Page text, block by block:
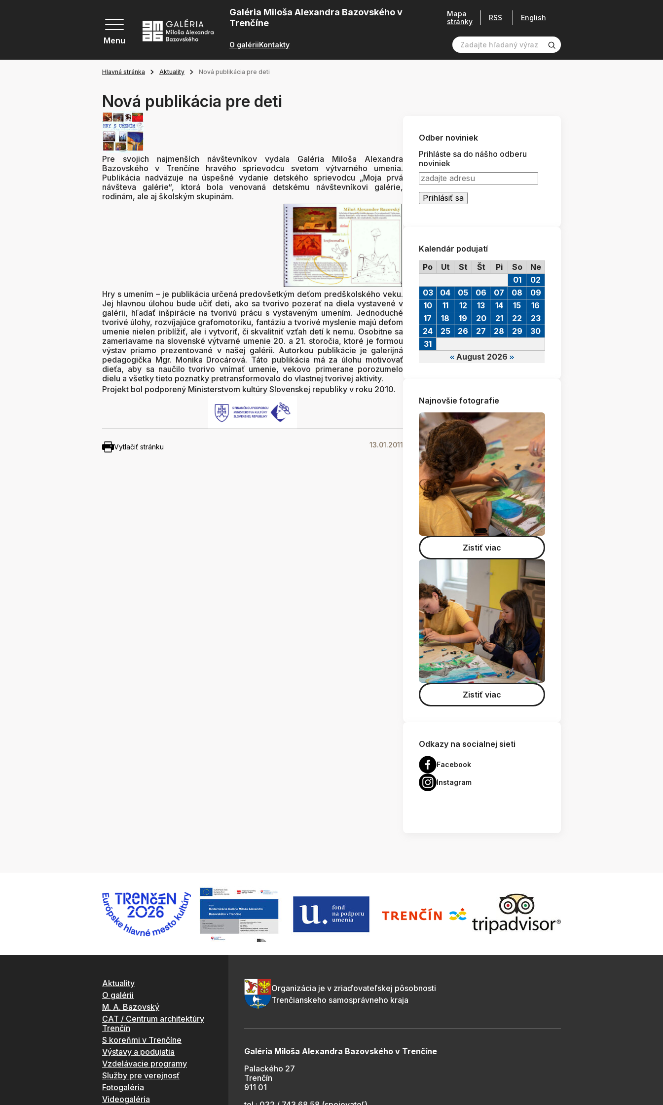
Menu
Galéria Miloša Alexandra Bazovského v
Trenčíne
O galériiKontakty
Mapa
stránky
RSS English
Hlavná stránka Aktuality Nová publikácia pre deti
Nová publikácia pre deti
Pre svojich najmenších návštevníkov vydala Galéria Miloša Alexandra
Bazovského v Trenčíne hravého sprievodcu svetom výtvarného umenia.
Publikácia nadväzuje na úspešné vydanie detského sprievodcu „Moja prvá
návšteva galérie“, ktorá bola venovaná detskému návštevníkovi galérie,
rodinám, ale aj školským skupinám.
Hry s umením – je publikácia určená predovšetkým deťom predškolského veku.
Jej hlavnou úlohou bude učiť deti, ako sa tvorivo pozerať na diela vystavené v
galérii, hľadať inšpirácie na tvorivú prácu s vystaveným umením. Jednoduché
tvorivé úlohy, rozvíjajúce grafomotoriku, fantáziu a tvorivé myslenie majú deťom
umenie nielen priblížiť, ale i vytvoriť, či skvalitniť vzťah detí k nemu. Osobitne sa
zameriavame na slovenské výtvarné umenie 20. a 21. storočia, ktoré je formou
výstav priamo prezentované v našej galérii. Autorkou publikácie je galerijná
pedagogička Mgr. Monika Drocárová. Táto publikácia má za úlohu motivovať
dieťa, aby sa naučilo tvorivo vnímať umenie, vekovo primerane porozumelo
dielu a všetky tieto poznatky pretransformovalo do vlastnej tvorivej aktivity.
Projekt bol podporený Ministerstvom kultúry Slovenskej republiky v roku 2010.
Vytlačiť stránku 13.01.2011
Odber noviniek
Prihláste sa do nášho odberu
noviniek
Kalendár podujatí
Po
Ut St Št Pi So Ne
August 2026
01
02
03
04 05 06 07 08
09
10
11 12 13 14 15
16
17
18 19 20 21 22
23
24
25 26 27 28 29
30
31
Najnovšie fotografie
Zistiť viac
Zistiť viac
Odkazy na socialnej sieti
Facebook
Instagram
Aktuality
O galérii
M. A. Bazovský
CAT / Centrum architektúry
Trenčín
S koreňmi v Trenčíne
Výstavy a podujatia
Vzdelávacie programy
Služby pre verejnosť
Fotogaléria
Videogaléria
Organizácia je v zriaďovateľskej pôsobnosti
Trenčianskeho samosprávneho kraja
Galéria Miloša Alexandra Bazovského v Trenčíne
Palackého 27
Trenčín
911 01